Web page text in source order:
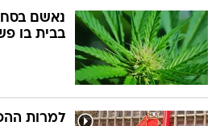
נאשם
בבית בו
למרות